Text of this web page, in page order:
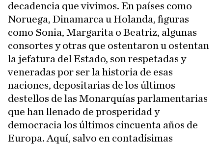
decadencia que vivimos. En países como
Noruega, Dinamarca u Holanda, figuras
como Sonia, Margarita o Beatriz, algunas
consortes y otras que ostentaron u ostentan
la jefatura del Estado, son respetadas y
veneradas por ser la historia de esas
naciones, depositarias de los últimos
destellos de las Monarquías parlamentarias
que han llenado de prosperidad y
democracia los últimos cincuenta años de
Europa. Aquí, salvo en contadísimas